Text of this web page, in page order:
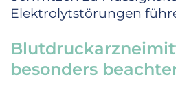
Elektrolytstörungen
besonders